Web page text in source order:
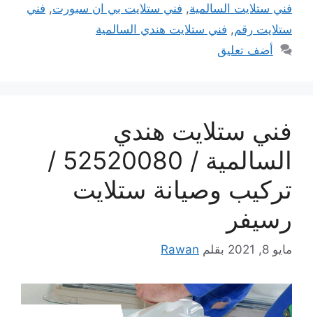
فني ستلايت السالمية, فني ستلايت بي ان سبورت, فني
ستلايت رقم, فني ستلايت هندي السالمية
أضف تعليق
فني ستلايت هندي
السالمية / 52520080 /
تركيب وصيانة ستلايت
رسيفر
مايو 8, 2021 بقلم Rawan